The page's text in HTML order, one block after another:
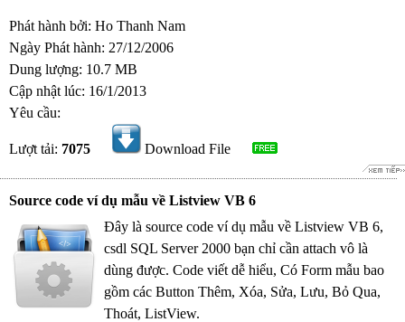
Phát hành bởi: Ho Thanh Nam
Ngày Phát hành: 27/12/2006
Dung lượng: 10.7 MB
Cập nhật lúc: 16/1/2013
Yêu cầu:
Lượt tải: 7075 Download File
Source code ví dụ mẫu về Listview VB 6
Đây là source code ví dụ mẫu về Listview VB 6,
csdl SQL Server 2000 bạn chỉ cần attach vô là
dùng được. Code viết dễ hiểu, Có Form mẫu bao
gồm các Button Thêm, Xóa, Sửa, Lưu, Bỏ Qua,
Thoát, ListView.